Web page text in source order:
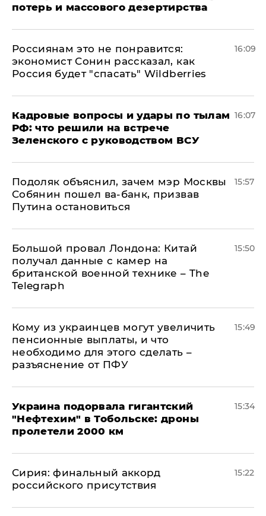
потерь и массового дезертирства
Россиянам это не понравится:
экономист Сонин рассказал, как
Россия будет "спасать" Wildberries
16:09
Кадровые вопросы и удары по тылам
РФ: что решили на встрече
Зеленского с руководством ВСУ
16:07
Подоляк объяснил, зачем мэр Москвы
Собянин пошел ва-банк, призвав
Путина остановиться
15:57
Большой провал Лондона: Китай
получал данные с камер на
британской военной технике – The
Telegraph
15:50
Кому из украинцев могут увеличить
пенсионные выплаты, и что
необходимо для этого сделать –
разъяснение от ПФУ
15:49
Украина подорвала гигантский
"Нефтехим" в Тобольске: дроны
пролетели 2000 км
15:34
​Сирия: финальный аккорд
российского присутствия
15:22